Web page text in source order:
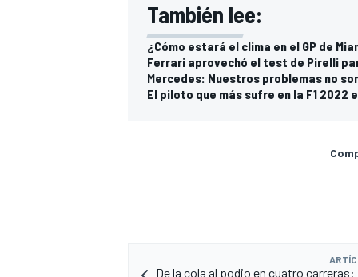
También lee:
¿Cómo estará el clima en el GP de
Ferrari aprovechó el test de Pirelli
Mercedes: Nuestros problemas no
El piloto que más sufre en la F1 2022
De la cola al podio en cuatro carreras: